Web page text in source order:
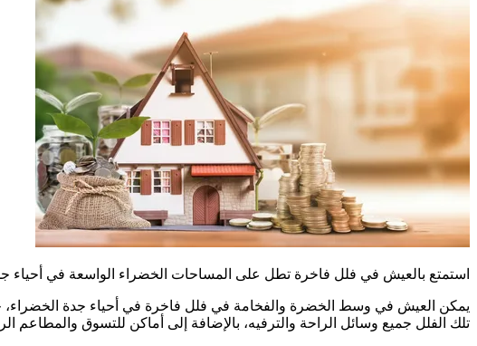
استمتع بالعيش في فلل فاخرة تطل على المساحات الخضراء الواسعة في أحياء
يمكن العيش في وسط الخضرة والفخامة في فلل فاخرة في أحياء جدة الخضراء،
تلك الفلل جميع وسائل الراحة والترفيه، بالإضافة إلى أماكن للتسوق والمطاعم